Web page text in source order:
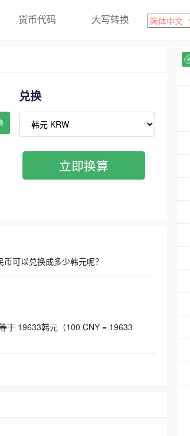
货币代码 大写转换
兑换
立即换算
可以兑换成多少韩元呢？
于 19633韩元（100 CNY = 19633